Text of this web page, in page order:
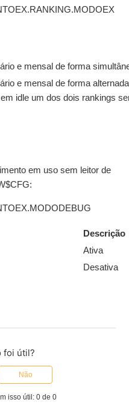
e mensal de forma
e mensal de forma
idle um dos dois rankings
em uso sem leitor de
Descrição
Ativa
Desativa
foi útil?
Não
isso útil: 0 de 0